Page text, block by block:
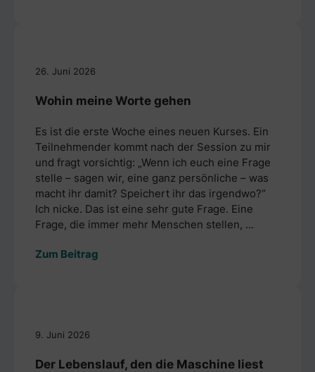
26. Juni 2026
Wohin meine Worte gehen
Es ist die erste Woche eines neuen Kurses. Ein
Teilnehmender kommt nach der Session zu mir
und fragt vorsichtig: „Wenn ich euch eine Frage
stelle – sagen wir, eine ganz persönliche – was
macht ihr damit? Speichert ihr das irgendwo?“
Ich nicke. Das ist eine sehr gute Frage. Eine
Frage, die immer mehr Menschen stellen, ...
Zum Beitrag
9. Juni 2026
Der Lebenslauf, den die Maschine liest